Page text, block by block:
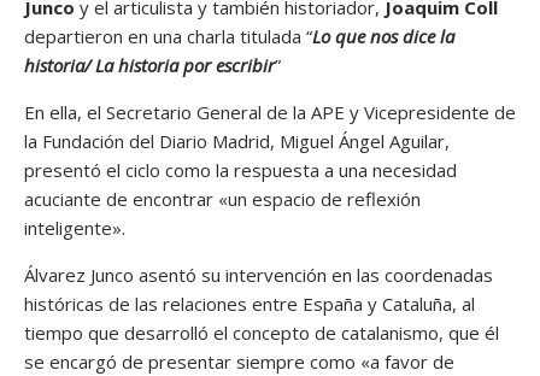
Junco y el articulista y también historiador, Joaquim Coll
departieron en una charla titulada “Lo que nos dice la
historia/ La historia por escribir”
En ella, el Secretario General de la APE y Vicepresidente de
la Fundación del Diario Madrid, Miguel Ángel Aguilar,
presentó el ciclo como la respuesta a una necesidad
acuciante de encontrar «un espacio de reflexión
inteligente».
Álvarez Junco asentó su intervención en las coordenadas
históricas de las relaciones entre España y Cataluña, al
tiempo que desarrolló el concepto de catalanismo, que él
se encargó de presentar siempre como «a favor de